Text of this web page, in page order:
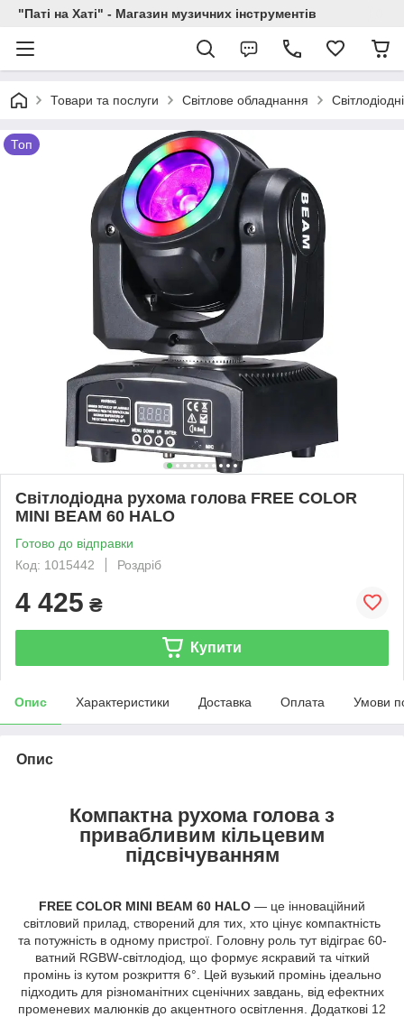
"Паті на Хаті" - Магазин музичних інструментів
Товари та послуги Світлове обладнання
Топ
Світлодіодна рухома голова FREE COLOR
MINI BEAM 60 HALO
Готово до відправки
Код: 1015442
Роздріб
4 425 ₴
Купити
Опис Характеристики Доставка Оплата Умови
Опис
Компактна рухома голова з
привабливим кільцевим
підсвічуванням
FREE COLOR MINI BEAM 60 HALO — це інноваційний
світловий прилад, створений для тих, хто цінує компактність
та потужність в одному пристрої. Головну роль тут відіграє 60-
ватний RGBW-світлодіод, що формує яскравий та чіткий
промінь із кутом розкриття 6°. Цей вузький промінь ідеально
підходить для різноманітних сценічних завдань, від ефектних
променевих малюнків до акцентного освітлення. Додаткові 12